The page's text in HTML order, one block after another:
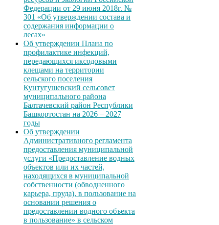
Федерации от 29 июня 2018г. №
301 «Об утверждении состава и
содержания информации о
лесах»
Об утверждении Плана по
профилактике инфекций,
передающихся иксодовыми
клещами на территории
сельского поселения
Кунтугушевский сельсовет
муниципального района
Балтачевский район Республики
Башкортостан на 2026 – 2027
годы
Об утверждении
Административного регламента
предоставления муниципальной
услуги «Предоставление водных
объектов или их частей,
находящихся в муниципальной
собственности (обводненного
карьера, пруда), в пользование на
основании решения о
предоставлении водного объекта
в пользование» в сельском